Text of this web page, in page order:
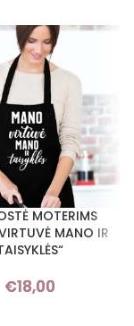
MOTERIMS
MANO IR
€18,00